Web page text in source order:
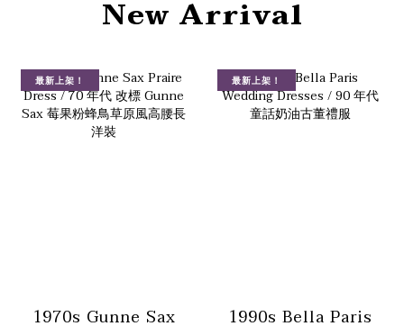
New Arrival
最新上架！
1970s Gunne Sax
最新上架！
1990s Bella Paris